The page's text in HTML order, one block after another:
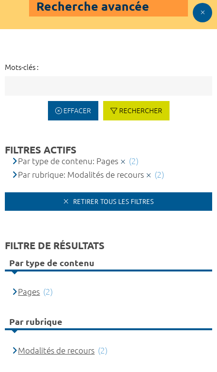
Recherche avancée
Mots-clés :
EFFACER RECHERCHER
FILTRES ACTIFS
Par type de contenu: Pages
(2)
Par rubrique: Modalités de recours
(2)
RETIRER TOUS LES FILTRES
FILTRE DE RÉSULTATS
Par type de contenu
Pages (2)
Par rubrique
Modalités de recours (2)